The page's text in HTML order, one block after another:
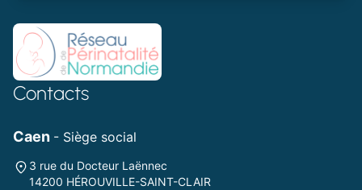
Contacts
Caen - Siège social
3 rue du Docteur Laënnec
14200 HÉROUVILLE-SAINT-CLAIR